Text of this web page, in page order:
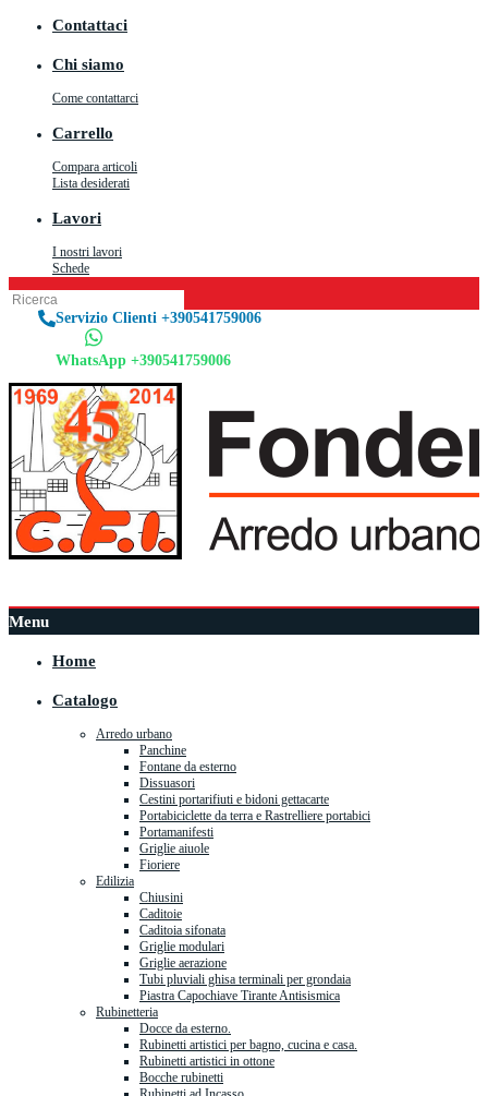
Contattaci
Chi siamo
Come contattarci
Carrello
Compara articoli
Lista desiderati
Lavori
I nostri lavori
Schede
Servizio Clienti +390541759006
WhatsApp +390541759006
Menu
Home
Catalogo
Arredo urbano
Panchine
Fontane da esterno
Dissuasori
Cestini portarifiuti e bidoni gettacarte
Portabiciclette da terra e Rastrelliere portabici
Portamanifesti
Griglie aiuole
Fioriere
Edilizia
Chiusini
Caditoie
Caditoia sifonata
Griglie modulari
Griglie aerazione
Tubi pluviali ghisa terminali per grondaia
Piastra Capochiave Tirante Antisismica
Rubinetteria
Docce da esterno.
Rubinetti artistici per bagno, cucina e casa.
Rubinetti artistici in ottone
Bocche rubinetti